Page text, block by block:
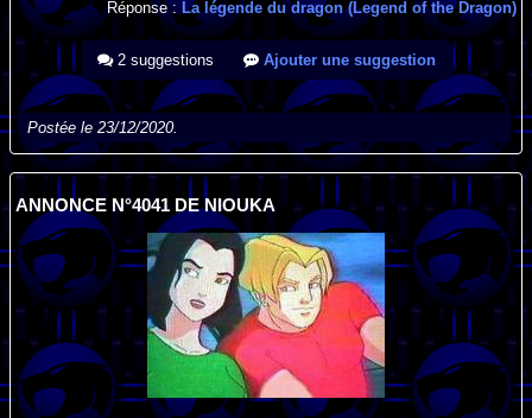
Réponse : La légende du dragon (Legend of the Dragon)
2 suggestions Ajouter une suggestion
Postée le 23/12/2020.
ANNONCE N°4041 DE NIOUKA